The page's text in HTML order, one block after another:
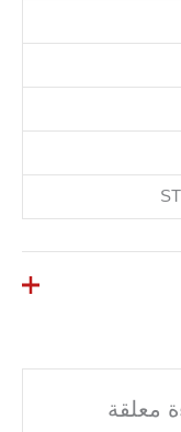
معلقة